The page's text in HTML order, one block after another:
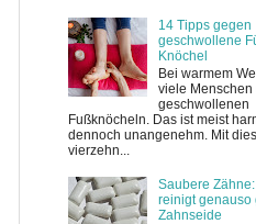
14 Tipps gegen
geschwollene
Knöchel
Bei warmem
viele Menschen
geschwollenen
Fußknöcheln. Das ist meist
dennoch unangenehm. Mit
vierzehn...
Saubere
reinigt genauso
Zahnseide